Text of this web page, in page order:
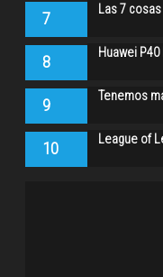
7 Las 7
8 Huawei
9 Tenemos
10 League of